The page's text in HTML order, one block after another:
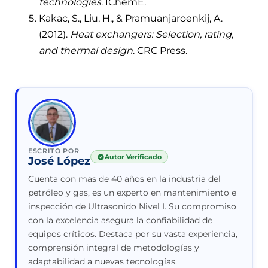
Kakac, S., Liu, H., & Pramuanjaroenkij, A.
(2012). Heat exchangers: Selection, rating,
and thermal design. CRC Press.
ESCRITO POR
José López Autor Verificado
Cuenta con mas de 40 años en la industria del
petróleo y gas, es un experto en mantenimiento e
inspección de Ultrasonido Nivel I. Su compromiso
con la excelencia asegura la confiabilidad de
equipos críticos. Destaca por su vasta experiencia,
comprensión integral de metodologías y
adaptabilidad a nuevas tecnologías.